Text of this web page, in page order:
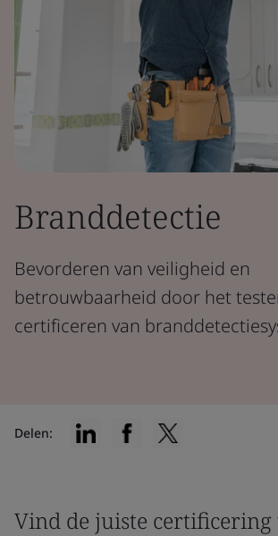
Branddetectie
Bevorderen van veiligheid en
betrouwbaarheid door het
certificeren van
Delen:
Vind de juiste certificering